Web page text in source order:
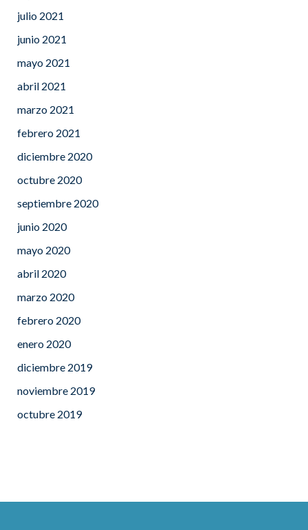
julio 2021
junio 2021
mayo 2021
abril 2021
marzo 2021
febrero 2021
diciembre 2020
octubre 2020
septiembre 2020
junio 2020
mayo 2020
abril 2020
marzo 2020
febrero 2020
enero 2020
diciembre 2019
noviembre 2019
octubre 2019